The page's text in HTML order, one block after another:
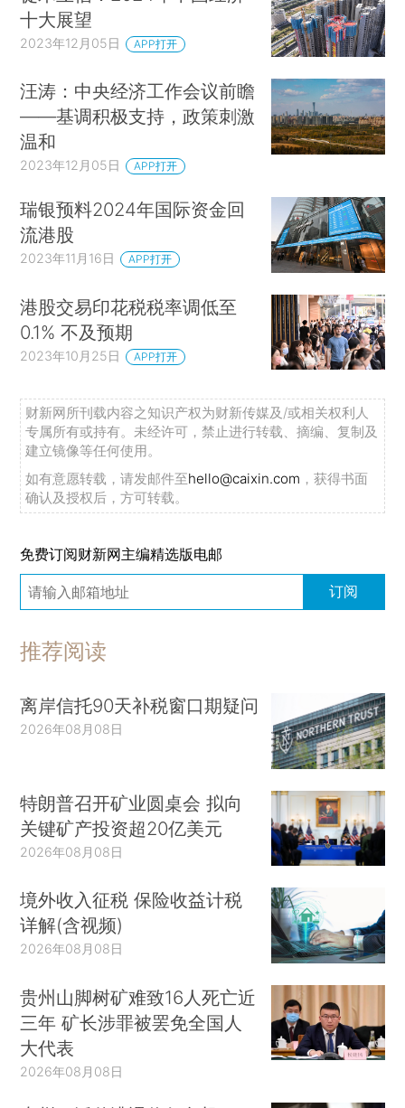
十大展望
2023年12月05日 APP打开
汪涛：中央经济工作会议前瞻
——基调积极支持，政策刺激
温和
2023年12月05日 APP打开
瑞银预料2024年国际资金回
流港股
2023年11月16日 APP打开
港股交易印花税税率调低至
0.1% 不及预期
2023年10月25日 APP打开
财新网所刊载内容之知识产权为财新传媒及/或相关权利人
专属所有或持有。未经许可，禁止进行转载、摘编、复制及
建立镜像等任何使用。
如有意愿转载，请发邮件至hello@caixin.com ，获得书面
确认及授权后，方可转载。
免费订阅财新网主编精选版电邮
订阅
推荐阅读
离岸信托90天补税窗口期疑问
2026年08月08日
特朗普召开矿业圆桌会 拟向
关键矿产投资超20亿美元
2026年08月08日
境外收入征税 保险收益计税
详解(含视频)
2026年08月08日
贵州山脚树矿难致16人死亡近
三年 矿长涉罪被罢免全国人
大代表
2026年08月08日